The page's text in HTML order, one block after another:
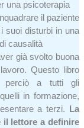
una psicoterapia
il paziente
suoi disturbi in una
causalità
già svolto buona
Questo libro
perciò a tutti gli
in formazione,
a terzi. La
il lettore a definire